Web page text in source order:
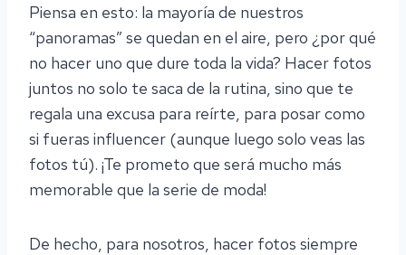
Piensa en esto: la mayoría de nuestros
“panoramas” se quedan en el aire, pero ¿por qué
no hacer uno que dure toda la vida? Hacer fotos
juntos no solo te saca de la rutina, sino que te
regala una excusa para reírte, para posar como
si fueras influencer (aunque luego solo veas las
fotos tú). ¡Te prometo que será mucho más
memorable que la serie de moda!
De hecho, para nosotros, hacer fotos siempre